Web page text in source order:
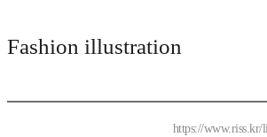
Fashion illustration
https://www.riss.kr/